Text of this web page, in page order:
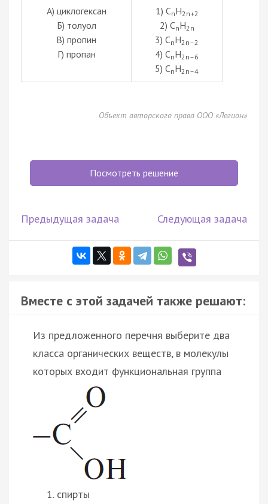
А) циклогексан
Б) толуол
В) пропин
Г) пропан
1) CnH2n+2
2) CnH2n
3) CnH2n–2
4) CnH2n–6
5) CnH2n–4
Объект авторского права ООО «Легион»
Посмотреть решение
Предыдущая задача Следующая задача
Вместе с этой задачей также решают:
Из предложенного перечня выберите два
класса органических веществ, в молекулы
которых входит функциональная группа
спирты